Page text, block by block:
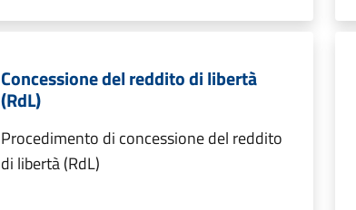
Concessione del reddito di libertà
(RdL)
Procedimento di concessione del reddito
di libertà (RdL)